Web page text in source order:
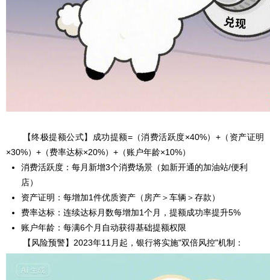
【终极提额公式】成功提额=（消费活跃度×40%）+（资产证明
×30%）+（费率达标×20%）+（账户年龄×10%）
消费活跃度：每月新增3个消费场景（如新开通的加油站/便利
店）
资产证明：每增加1件优质资产（房产＞车辆＞存款）
费率达标：连续达标月数每增加1个月，提额成功率提升5%
账户年龄：每满6个月自动获得基础提额权限
【风险预警】2023年11月起，银行将实施"双倍风控"机制：